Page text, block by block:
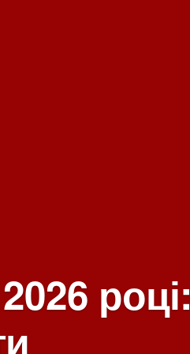
році: